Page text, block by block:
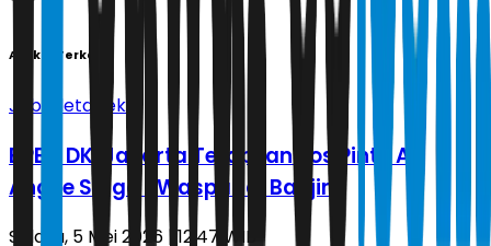
Artikel Terkait
Jabodetabek
BPBD DKI Jakarta Tetapkan Pos Pintu Air
Angke Siaga 1 Waspadai Banjir
Selasa, 5 Mei 2026 | 12.47 WIB